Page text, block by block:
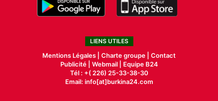
LIENS UTILES
Mentions Légales | Charte groupe | Contact
Publicité| Webmail |
Equipe B24
Tél : +( 226) 25-33-38-30
Email: info[at]burkina24.com